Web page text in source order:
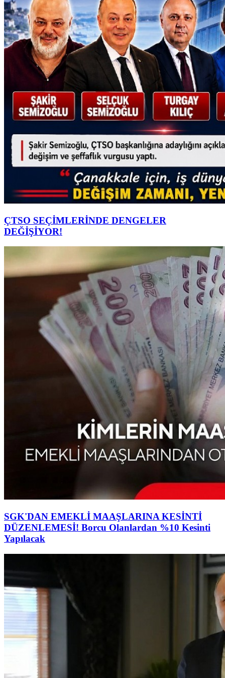
ÇTSO SEÇİMLERİNDE DENGELER
DEĞİŞİYOR!
SGK'DAN EMEKLİ MAAŞLARINA KESİNTİ
DÜZENLEMESİ! Borcu Olanlardan %10 Kesinti
Yapılacak